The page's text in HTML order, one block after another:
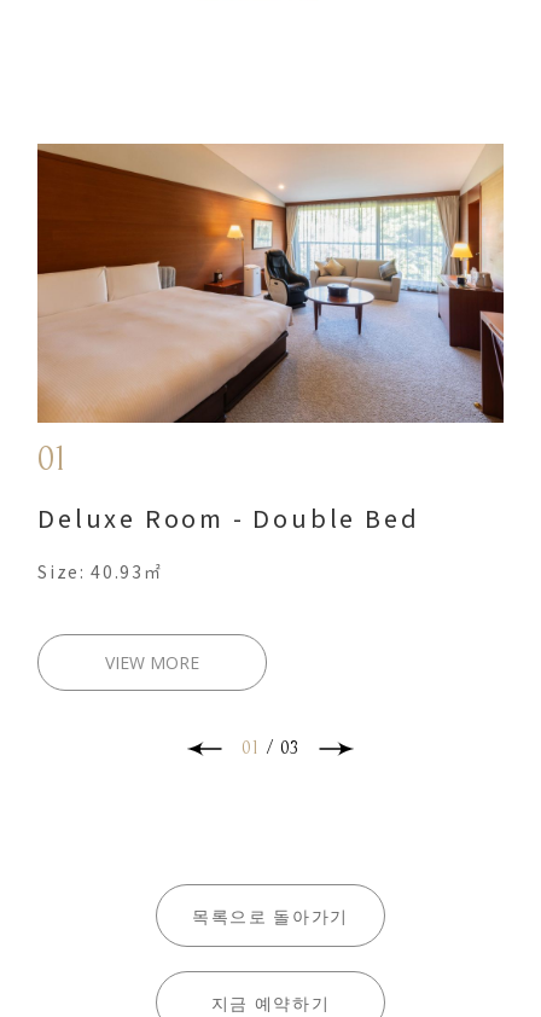
01
Deluxe Room - Double Bed
Size: 40.93㎡
VIEW MORE
01 / 03
목록으로 돌아가기
지금 예약하기